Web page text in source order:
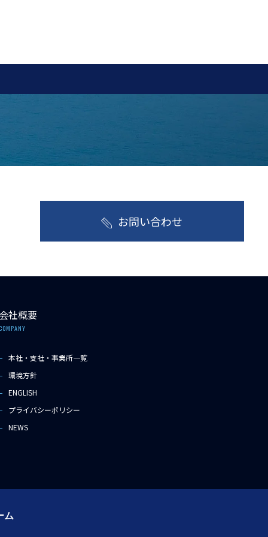
お問い合わせ
会社概要
COMPANY
本社・支社・事業所一覧
環境方針
ENGLISH
プライバシーポリシー
NEWS
ム